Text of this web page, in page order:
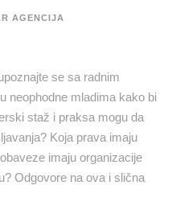
AGENCIJA
se sa radnim
neophodne mladima kako bi
staž i praksa mogu da
Koja prava imaju
imaju organizacije
Odgovore na ova i slična